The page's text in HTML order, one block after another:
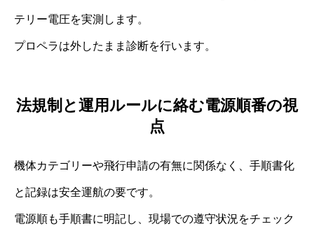
テリー電圧を実測します。
プロペラは外したまま診断を行います。
法規制と運用ルールに絡む電源順番の視
点
機体カテゴリーや飛行申請の有無に関係なく、手順書化
と記録は安全運航の要です。
電源順も手順書に明記し、現場での遵守状況をチェック